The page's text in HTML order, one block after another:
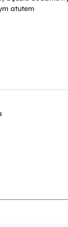
atutem